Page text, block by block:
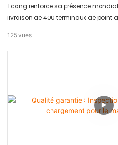
Tcang renforce sa présence
livraison de 400 terminaux de point
et performantes.
125 vues